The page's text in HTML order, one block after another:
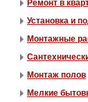
Ремонт в
Установка и
Монтажные
Монтаж полов
Мелкие